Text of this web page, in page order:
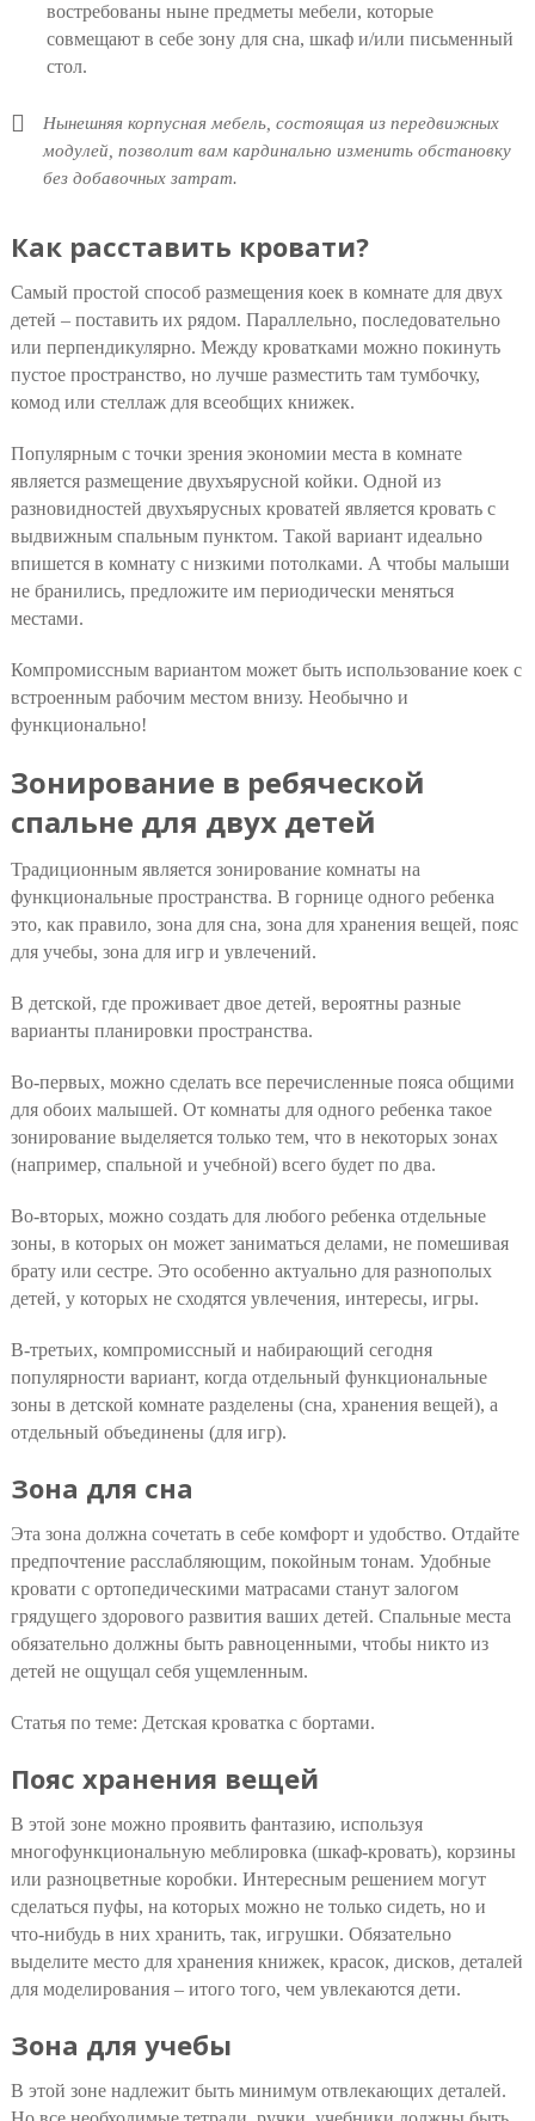
востребованы ныне предметы мебели, которые
совмещают в себе зону для сна, шкаф и/или письменный
стол.
Нынешняя корпусная мебель, состоящая из передвижных
модулей, позволит вам кардинально изменить обстановку
без добавочных затрат.
Как расставить кровати?
Самый простой способ размещения коек в комнате для двух
детей – поставить их рядом. Параллельно, последовательно
или перпендикулярно. Между кроватками можно покинуть
пустое пространство, но лучше разместить там тумбочку,
комод или стеллаж для всеобщих книжек.
Популярным с точки зрения экономии места в комнате
является размещение двухъярусной койки. Одной из
разновидностей двухъярусных кроватей является кровать с
выдвижным спальным пунктом. Такой вариант идеально
впишется в комнату с низкими потолками. А чтобы малыши
не бранились, предложите им периодически меняться
местами.
Компромиссным вариантом может быть использование коек с
встроенным рабочим местом внизу. Необычно и
функционально!
Зонирование в ребяческой
спальне для двух детей
Традиционным является зонирование комнаты на
функциональные пространства. В горнице одного ребенка
это, как правило, зона для сна, зона для хранения вещей, пояс
для учебы, зона для игр и увлечений.
В детской, где проживает двое детей, вероятны разные
варианты планировки пространства.
Во-первых, можно сделать все перечисленные пояса общими
для обоих малышей. От комнаты для одного ребенка такое
зонирование выделяется только тем, что в некоторых зонах
(например, спальной и учебной) всего будет по два.
Во-вторых, можно создать для любого ребенка отдельные
зоны, в которых он может заниматься делами, не помешивая
брату или сестре. Это особенно актуально для разнополых
детей, у которых не сходятся увлечения, интересы, игры.
В-третьих, компромиссный и набирающий сегодня
популярности вариант, когда отдельный функциональные
зоны в детской комнате разделены (сна, хранения вещей), а
отдельный объединены (для игр).
Зона для сна
Эта зона должна сочетать в себе комфорт и удобство. Отдайте
предпочтение расслабляющим, покойным тонам. Удобные
кровати с ортопедическими матрасами станут залогом
грядущего здорового развития ваших детей. Спальные места
обязательно должны быть равноценными, чтобы никто из
детей не ощущал себя ущемленным.
Статья по теме: Детская кроватка с бортами.
Пояс хранения вещей
В этой зоне можно проявить фантазию, используя
многофункциональную меблировка (шкаф-кровать), корзины
или разноцветные коробки. Интересным решением могут
сделаться пуфы, на которых можно не только сидеть, но и
что-нибудь в них хранить, так, игрушки. Обязательно
выделите место для хранения книжек, красок, дисков, деталей
для моделирования – итого того, чем увлекаются дети.
Зона для учебы
В этой зоне надлежит быть минимум отвлекающих деталей.